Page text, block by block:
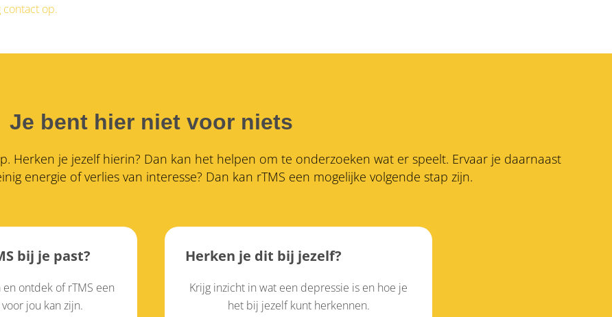
contact op.
Je bent hier niet voor niets
Herken je jezelf hierin? Dan kan het helpen om te onderzoeken wat er speelt. Ervaar je daarnaast
energie of verlies van interesse? Dan kan rTMS een mogelijke volgende stap zijn.
bij je past?
ontdek of rTMS een
jou kan zijn.
Herken je dit bij jezelf?
Krijg inzicht in wat een depressie is en hoe je
het bij jezelf kunt herkennen.